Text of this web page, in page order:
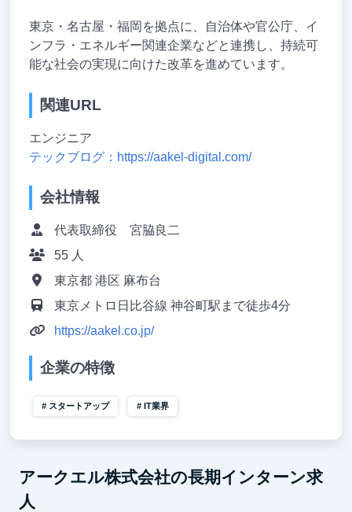
東京・名古屋・福岡を拠点に、自治体や官公庁、イ
ンフラ・エネルギー関連企業などと連携し、持続可
能な社会の実現に向けた改革を進めています。
関連URL
エンジニア
テックブログ：https://aakel-digital.com/
会社情報
代表取締役 宮脇良二
55 人
東京都 港区 麻布台
東京メトロ日比谷線 神谷町駅まで徒歩4分
https://aakel.co.jp/
企業の特徴
スタートアップ IT業界
アークエル株式会社の長期インターン求
人